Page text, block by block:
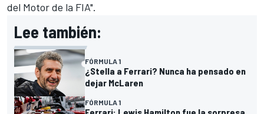
del Motor de la FIA".
Lee también:
FÓRMULA 1
¿Stella a Ferrari? Nunca ha pensado en
dejar McLaren
FÓRMULA 1